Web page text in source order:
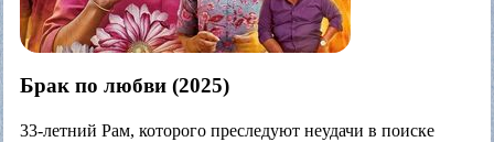
Брак по любви (2025)
33-летний Рам, которого преследуют неудачи в поиске